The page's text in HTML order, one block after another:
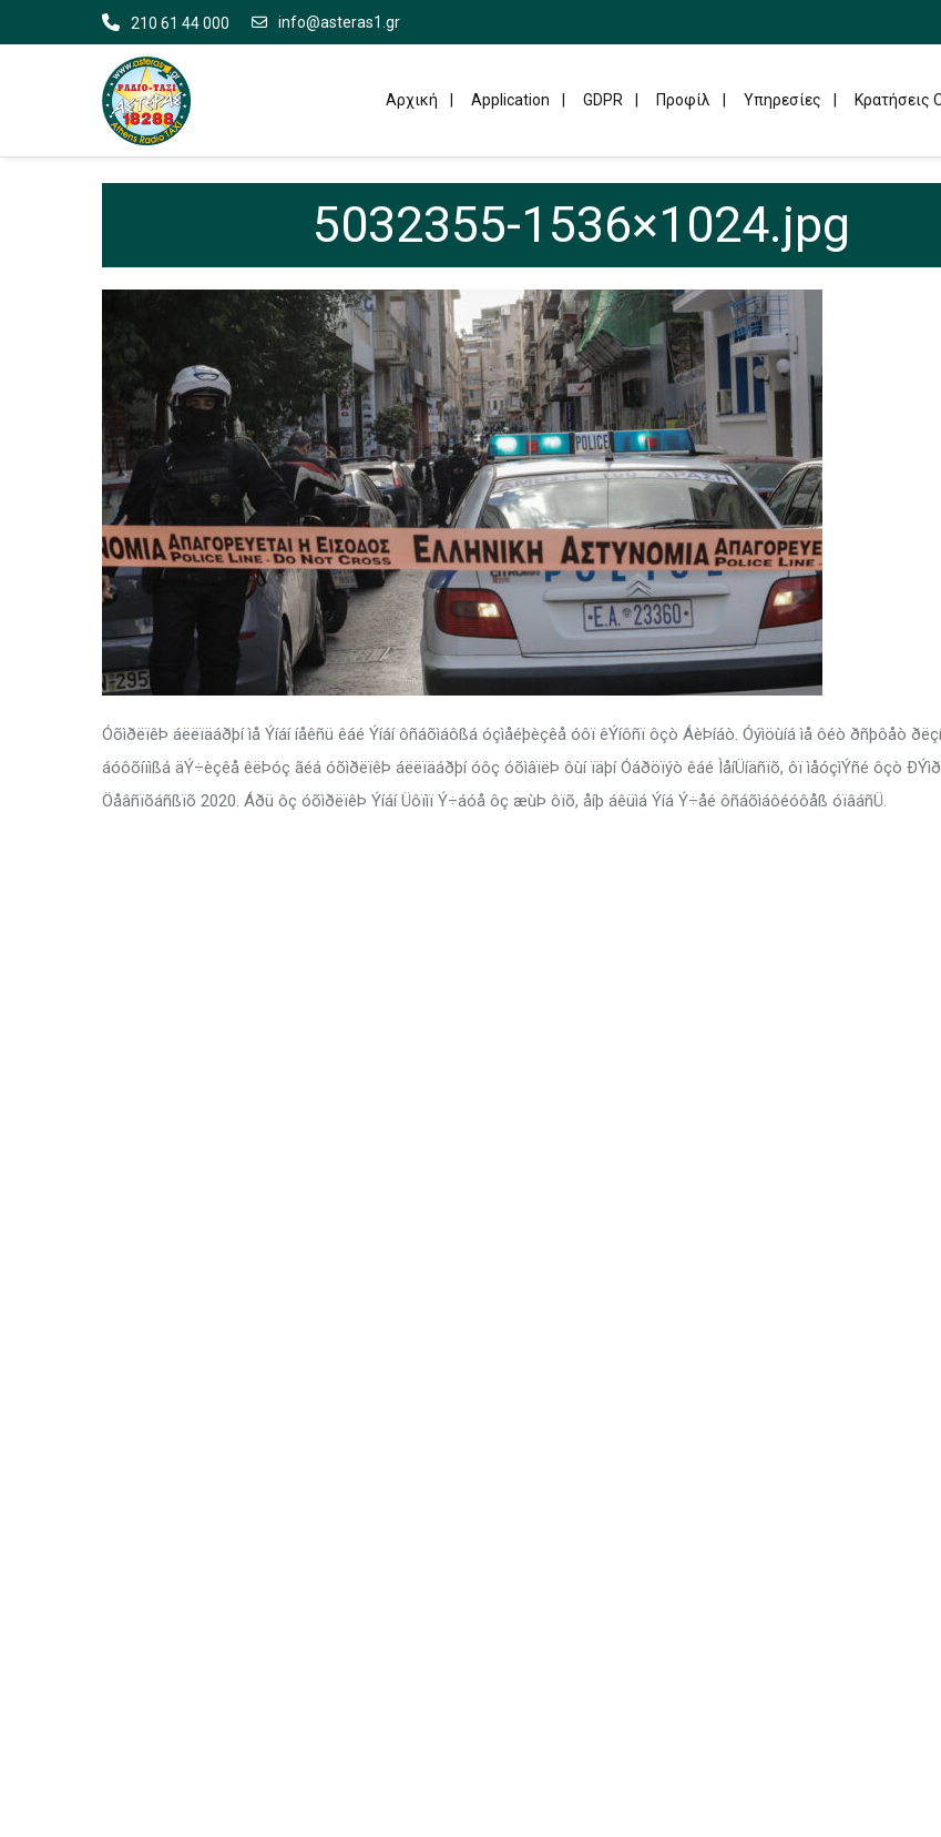
210 61 44 000 info@asteras1.gr
Αρχική Application GDPR Προφίλ Υπηρεσίες Κρατήσεις
5032355-1536×1024.jpg
ÓõìðëïêÞ áëëïäáðþí ìå Ýíáí íåêñü êáé Ýíáí ôñáõìáôßá óçìåéþèçêå óôï êÝíôñï ôçò ÁèÞíáò. Óýìöùíá ìå ôéò ðñþôåò
áóôõíïìßá äÝ÷èçêå êëÞóç ãéá óõìðëïêÞ áëëïäáðþí óôç óõìâïëÞ ôùí ïäþí Óáðöïýò êáé ÌåíÜíäñïõ, ôï ìåóçìÝñé ôçò
Öåâñïõáñßïõ 2020. Áðü ôç óõìðëïêÞ Ýíáí Üôïìï Ý÷áóå ôç æùÞ ôïõ, åíþ áêüìá Ýíá Ý÷åé ôñáõìáôéóôåß óïâáñÜ.